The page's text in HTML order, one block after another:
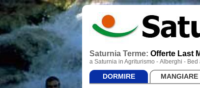
Saturnia Terme: Offerte Last
a Saturnia in Agriturismo - Alberghi -
DORMIRE MANGIARE